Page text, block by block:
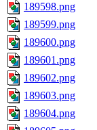
189598.png
189599.png
189600.png
189601.png
189602.png
189603.png
189604.png